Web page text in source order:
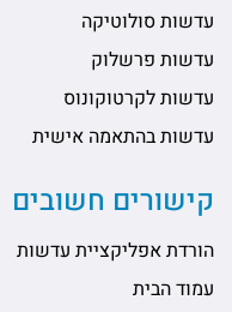
עדשות סולוטיקה
עדשות פרשלוק
עדשות לקרטוקונוס
עדשות בהתאמה אישית
קישורים חשובים
הורדת אפליקציית עדשות
עמוד הבית